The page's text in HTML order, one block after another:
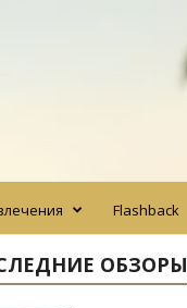
Flashback
ОБЗОРЫ